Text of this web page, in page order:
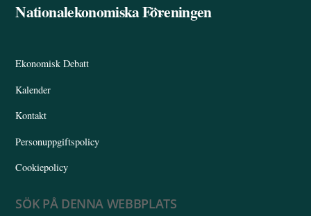
Back
Nationalekonomiska Föreningen
Ekonomisk Debatt
Kalender
Kontakt
Personuppgiftspolicy
Cookiepolicy
SÖK PÅ DENNA WEBBPLATS